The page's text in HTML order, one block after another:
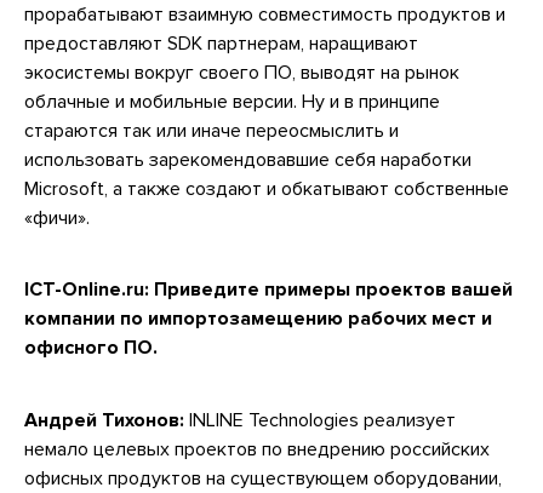
прорабатывают взаимную совместимость продуктов и
предоставляют SDK партнерам, наращивают
экосистемы вокруг своего ПО, выводят на рынок
облачные и мобильные версии. Ну и в принципе
стараются так или иначе переосмыслить и
использовать зарекомендовавшие себя наработки
Microsoft, а также создают и обкатывают собственные
«фичи».
ICT-Online.ru: Приведите примеры проектов вашей
компании по импортозамещению рабочих мест и
офисного ПО.
Андрей Тихонов: INLINE Technologies реализует
немало целевых проектов по внедрению российских
офисных продуктов на существующем оборудовании,